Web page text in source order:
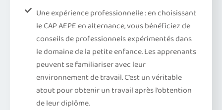
Une expérience professionnelle : en choisissant
le CAP AEPE en alternance, vous bénéficiez de
conseils de professionnels expérimentés dans
le domaine de la petite enfance. Les apprenants
peuvent se familiariser avec leur
environnement de travail. C’est un véritable
atout pour obtenir un travail après l’obtention
de leur diplôme.